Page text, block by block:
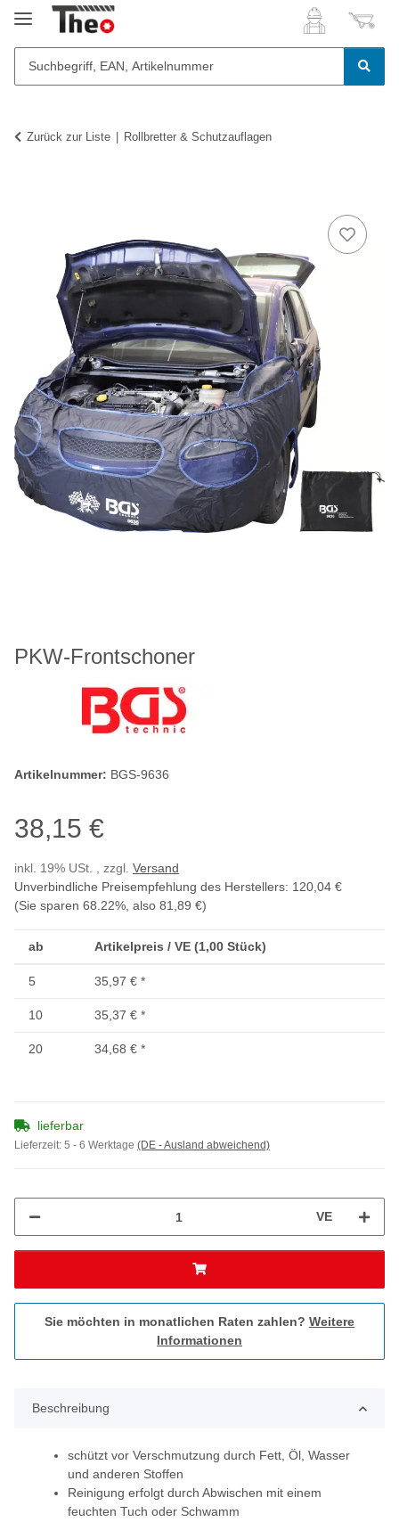
Zurück zur Liste Rollbretter & Schutzauflagen
PKW-Frontschoner
Artikelnummer: BGS-9636
38,15 €
inkl. 19% USt. , zzgl. Versand
Unverbindliche Preisempfehlung des Herstellers: 120,04 €
(Sie sparen 68.22% , also 81,89 €)
ab Artikelpreis / VE (1,00 Stück)
5 35,97 € *
10 35,37 € *
20 34,68 € *
lieferbar
Lieferzeit: 5 - 6 Werktage (DE - Ausland abweichend)
VE
Sie möchten in monatlichen Raten zahlen? Weitere
Informationen
Beschreibung
schützt vor Verschmutzung durch Fett, Öl, Wasser
und anderen Stoffen
Reinigung erfolgt durch Abwischen mit einem
feuchten Tuch oder Schwamm